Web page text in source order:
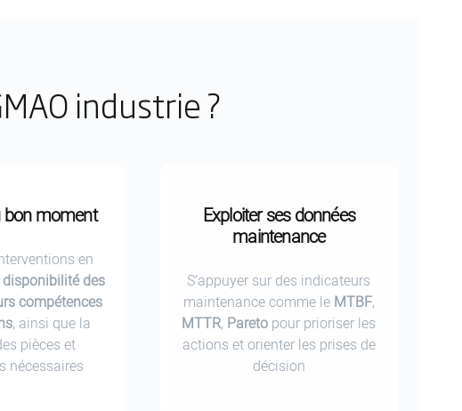
industrie ?
bon moment
en
disponibilité des
compétences
, ainsi que la
pièces et
nécessaires
Exploiter ses données
maintenance
S’appuyer sur des indicateurs
maintenance comme le MTBF,
MTTR, Pareto pour prioriser les
actions et orienter les prises de
décision